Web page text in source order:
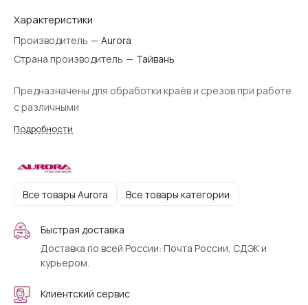
Характеристики
Производитель — Aurora
Страна производитель — Тайвань
Предназначены для обработки краёв и срезов при работе
с различными
Подробности
Все товары Aurora Все товары категории
Быстрая доставка
Доставка по всей России: Почта России, СДЭК и
курьером.
Клиентский сервис